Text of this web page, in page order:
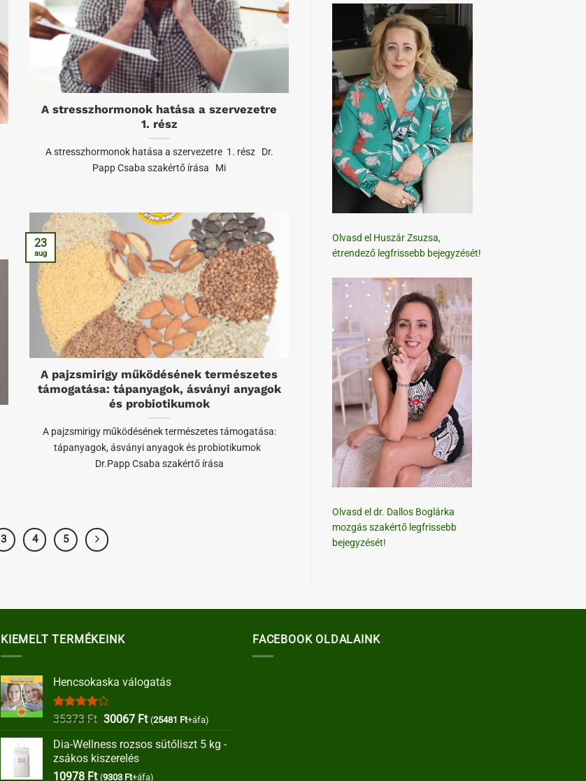
A stresszhormonok hatása a szervezetre
1. rész
A stresszhormonok hatása a szervezetre 1. rész Dr.
Papp Csaba szakértő írása Mi
A pajzsmirigy működésének természetes
támogatása: tápanyagok, ásványi anyagok
és probiotikumok
A pajzsmirigy működésének természetes támogatása:
tápanyagok, ásványi anyagok és probiotikumok
Dr.Papp Csaba szakértő írása
23
aug
3 4 5
Olvasd el Huszár Zsuzsa,
étrendező legfrissebb bejegyzését!
Olvasd el dr. Dallos Boglárka
mozgás szakértő legfrissebb
bejegyzését!
KIEMELT TERMÉKEINK
Hencsokaska válogatás
Értékelés:
35373Ft Original
was:
35373 Ft.
30067 FtCurrent
is:
(25481 Ft+áfa)
Dia-Wellness rozsos sütőliszt 5 kg -
zsákos kiszerelés
10978 Ft (9303 Ft+áfa)
FACEBOOK OLDALAINK